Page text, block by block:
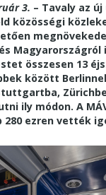
3. – Tavaly az
közösségi
Magyarországról
összesen 13
között
ily módon. A
ezren vették